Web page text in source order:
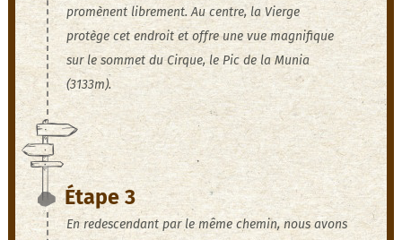
promènent librement. Au centre, la Vierge
protège cet endroit et offre une vue magnifique
sur le sommet du Cirque, le Pic de la Munia
(3133m).
Étape 3
En redescendant par le même chemin, nous avons